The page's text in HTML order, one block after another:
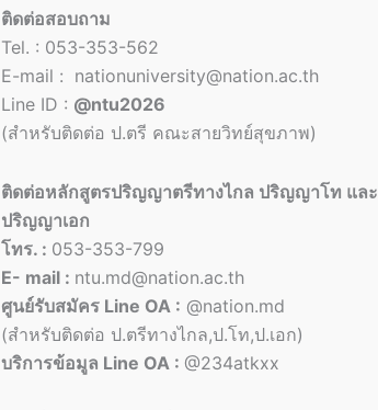
ติดต่อสอบถาม
Tel. : 053-353-562
E-mail : nationuniversity@nation.ac.th
Line ID : @ntu2026
(สำหรับติดต่อ ป.ตรี คณะสายวิทย์สุขภาพ)
ติดต่อหลักสูตรปริญญาตรีทางไกล ปริญญาโท และ
ปริญญาเอก
โทร. : 053-353-799
E- mail : ntu.md@nation.ac.th
ศูนย์รับสมัคร Line OA : @nation.md
(สำหรับติดต่อ ป.ตรีทางไกล,ป.โท,ป.เอก)
บริการข้อมูล Line OA : @234atkxx